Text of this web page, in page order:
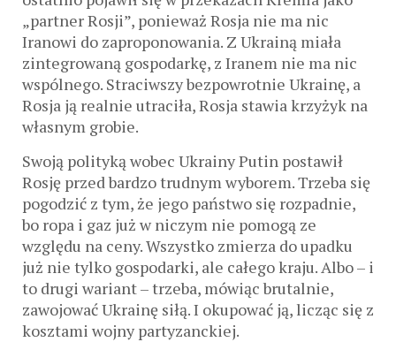
„partner Rosji”, ponieważ Rosja nie ma nic
Iranowi do zaproponowania. Z Ukrainą miała
zintegrowaną gospodarkę, z Iranem nie ma nic
wspólnego. Straciwszy bezpowrotnie Ukrainę, a
Rosja ją realnie utraciła, Rosja stawia krzyżyk na
własnym grobie.
Swoją polityką wobec Ukrainy Putin postawił
Rosję przed bardzo trudnym wyborem. Trzeba się
pogodzić z tym, że jego państwo się rozpadnie,
bo ropa i gaz już w niczym nie pomogą ze
względu na ceny. Wszystko zmierza do upadku
już nie tylko gospodarki, ale całego kraju. Albo – i
to drugi wariant – trzeba, mówiąc brutalnie,
zawojować Ukrainę siłą. I okupować ją, licząc się z
kosztami wojny partyzanckiej.